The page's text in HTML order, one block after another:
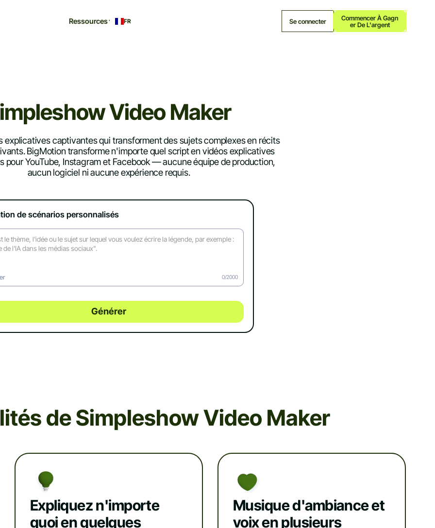
Ressources FR Se connecter
Commencer À Gagn
Er De L'argent
Video Maker
explicatives captivantes qui transforment des sujets complexes en récits
BigMotion transforme n'importe quel script en vidéos explicatives
pour YouTube, Instagram et Facebook — aucune équipe de production,
aucun logiciel ni aucune expérience requis.
de scénarios personnalisés
0/2000
Générer
de Simpleshow Video Maker
Expliquez n'importe
quoi en quelques
Musique d'ambiance et
voix en plusieurs